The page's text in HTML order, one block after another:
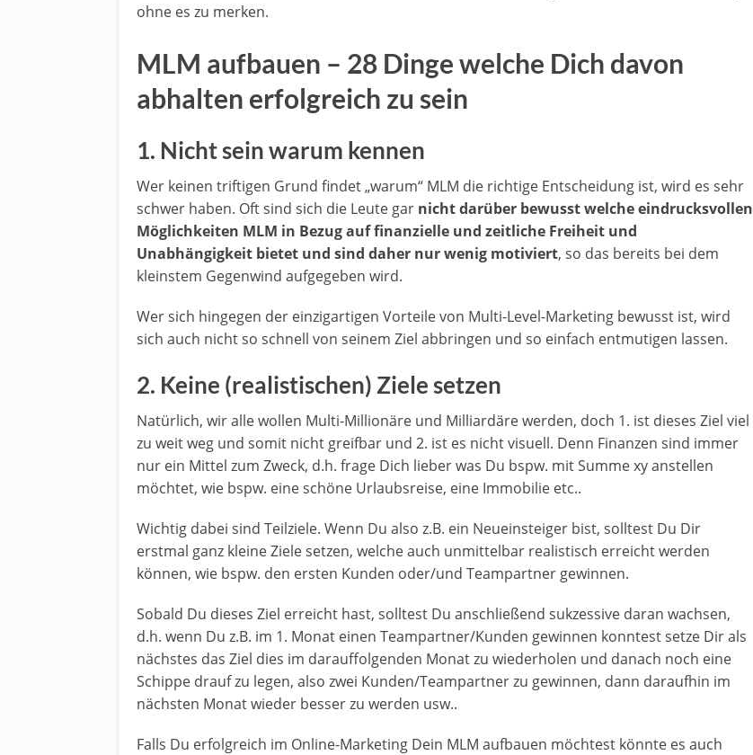
ohne es zu merken.
MLM aufbauen – 28 Dinge welche Dich davon
abhalten erfolgreich zu sein
1. Nicht sein warum kennen
Wer keinen triftigen Grund findet „warum“ MLM die richtige Entscheidung ist, wird es sehr
schwer haben. Oft sind sich die Leute gar nicht darüber bewusst welche eindrucksvollen
Möglichkeiten MLM in Bezug auf finanzielle und zeitliche Freiheit und
Unabhängigkeit bietet und sind daher nur wenig motiviert, so das bereits bei dem
kleinstem Gegenwind aufgegeben wird.
Wer sich hingegen der einzigartigen Vorteile von Multi-Level-Marketing bewusst ist, wird
sich auch nicht so schnell von seinem Ziel abbringen und so einfach entmutigen lassen.
2. Keine (realistischen) Ziele setzen
Natürlich, wir alle wollen Multi-Millionäre und Milliardäre werden, doch 1. ist dieses Ziel viel
zu weit weg und somit nicht greifbar und 2. ist es nicht visuell. Denn Finanzen sind immer
nur ein Mittel zum Zweck, d.h. frage Dich lieber was Du bspw. mit Summe xy anstellen
möchtet, wie bspw. eine schöne Urlaubsreise, eine Immobilie etc..
Wichtig dabei sind Teilziele. Wenn Du also z.B. ein Neueinsteiger bist, solltest Du Dir
erstmal ganz kleine Ziele setzen, welche auch unmittelbar realistisch erreicht werden
können, wie bspw. den ersten Kunden oder/und Teampartner gewinnen.
Sobald Du dieses Ziel erreicht hast, solltest Du anschließend sukzessive daran wachsen,
d.h. wenn Du z.B. im 1. Monat einen Teampartner/Kunden gewinnen konntest setze Dir als
nächstes das Ziel dies im darauffolgenden Monat zu wiederholen und danach noch eine
Schippe drauf zu legen, also zwei Kunden/Teampartner zu gewinnen, dann daraufhin im
nächsten Monat wieder besser zu werden usw..
Falls Du erfolgreich im Online-Marketing Dein MLM aufbauen möchtest könnte es auch